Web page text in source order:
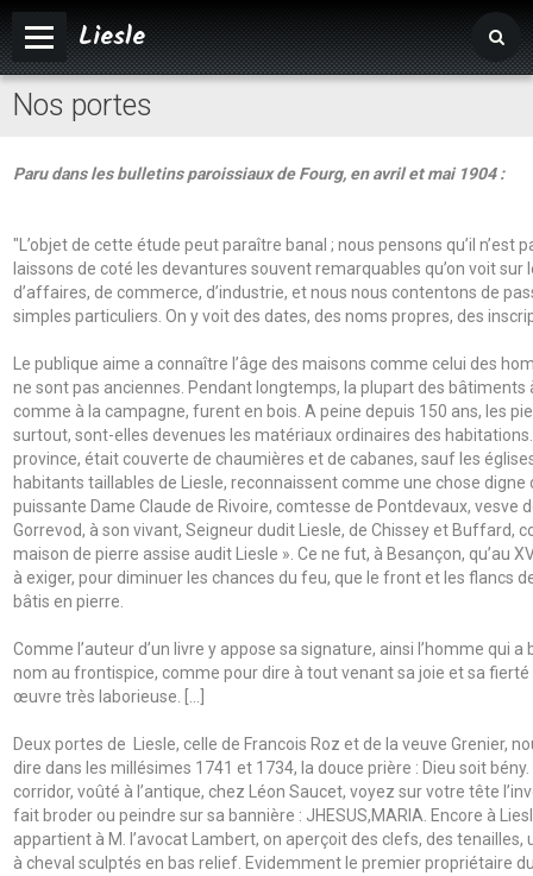
Liesle
Accueil
Vie associative
Tourisme
Nos portes
Paru dans les bulletins paroissiaux de Fourg, en avril et mai 1904 :
"L’objet de cette étude peut paraître banal ; nous pensons qu’il n’est
laissons de coté les devantures souvent remarquables qu’on voit
d’affaires, de commerce, d’industrie, et nous nous contentons de
simples particuliers. On y voit des dates, des noms propres, des
Le publique aime a connaître l’âge des maisons comme celui des
ne sont pas anciennes. Pendant longtemps, la plupart des bâtiments
comme à la campagne, furent en bois. A peine depuis 150 ans, les
surtout, sont-elles devenues les matériaux ordinaires des
province, était couverte de chaumières et de cabanes, sauf les
habitants taillables de Liesle, reconnaissent comme une chose digne
puissante Dame Claude de Rivoire, comtesse de Pontdevaux, vesve
Gorrevod, à son vivant, Seigneur dudit Liesle, de Chissey et Buffard,
maison de pierre assise audit Liesle ». Ce ne fut, à Besançon, qu’au
à exiger, pour diminuer les chances du feu, que le front et les flancs
bâtis en pierre.
Comme l’auteur d’un livre y appose sa signature, ainsi l’homme qui
nom au frontispice, comme pour dire à tout venant sa joie et sa fierté
œuvre très laborieuse. […]
Deux portes de Liesle, celle de Francois Roz et de la veuve Grenier,
dire dans les millésimes 1741 et 1734, la douce prière : Dieu soit
corridor, voûté à l’antique, chez Léon Saucet, voyez sur votre tête
fait broder ou peindre sur sa bannière : JHESUS,MARIA. Encore à
appartient à M. l’avocat Lambert, on aperçoit des clefs, des
à cheval sculptés en bas relief. Evidemment le premier propriétaire